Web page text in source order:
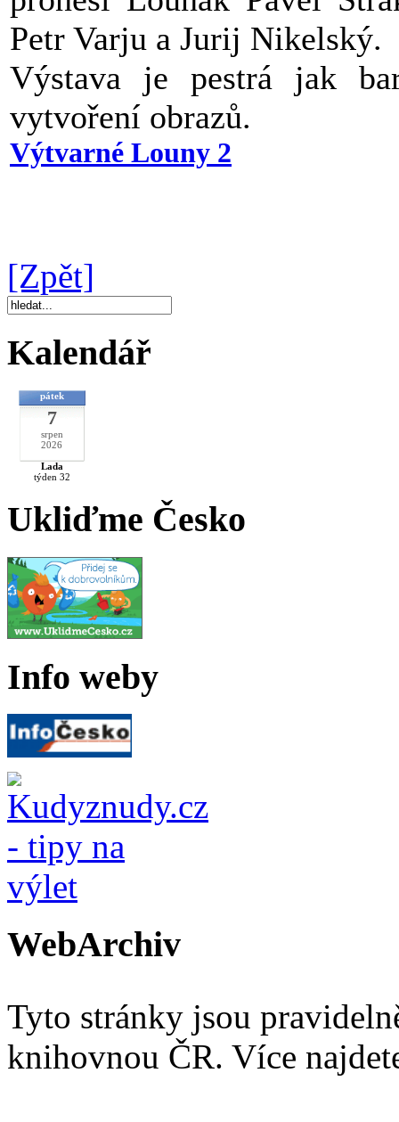
Petr Varju a Jurij Nikelský.
Výstava je pestrá jak
vytvoření obrazů.
Výtvarné Louny 2
[Zpět]
Kalendář
pátek
7
srpen
2026
Lada
týden 32
Ukliďme Česko
Info weby
WebArchiv
Tyto stránky jsou
knihovnou ČR. Více